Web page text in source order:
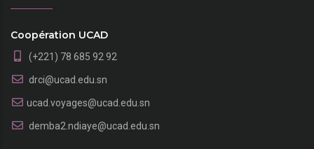
Coopération UCAD
(+221) 78 685 92 92
drci@ucad.edu.sn
ucad.voyages@ucad.edu.sn
demba2.ndiaye@ucad.edu.sn